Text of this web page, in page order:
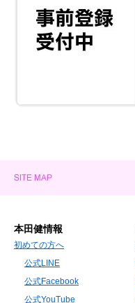
本田健情報
初めての方へ
公式LINE
公式Facebook
公式YouTube